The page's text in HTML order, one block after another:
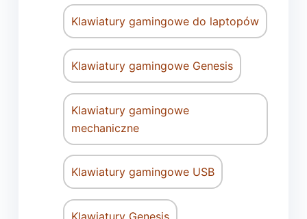
Klawiatury gamingowe do laptopów
Klawiatury gamingowe Genesis
Klawiatury gamingowe
mechaniczne
Klawiatury gamingowe USB